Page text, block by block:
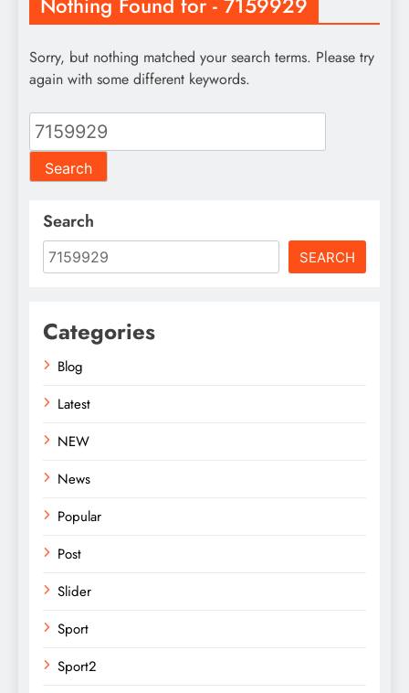
Sorry, but nothing matched your search terms. Please try
again with some different keywords.
Search
for:
Search
SEARCH
Categories
Blog
Latest
NEW
News
Popular
Post
Slider
Sport
Sport2